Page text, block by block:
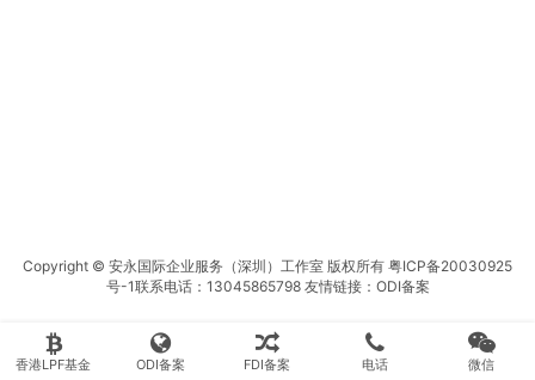
Copyright © 安永国际企业服务（深圳）工作室 版权所有 粤ICP备20030925
号-1联系电话：13045865798 友情链接： ODI备案
香港LPF基金 ODI备案 FDI备案 电话 微信